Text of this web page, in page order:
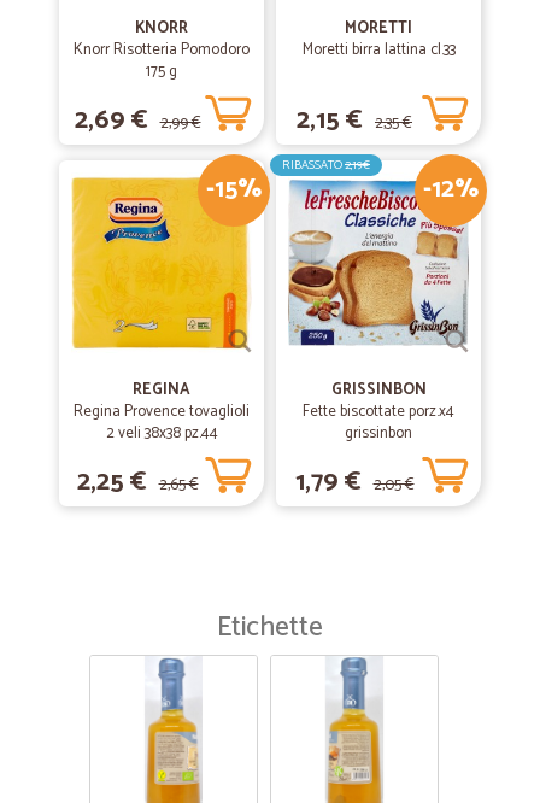
KNORR
Knorr Risotteria Pomodoro
175 g
2,69 € 2,99 €
MORETTI
Moretti birra lattina cl.33
2,15 € 2,35 €
-15%
REGINA
Regina Provence tovaglioli
2 veli 38x38 pz.44
2,25 € 2,65 €
-12%
RIBASSATO2,19€
GRISSINBON
Fette biscottate porz.x4
grissinbon
1,79 € 2,05 €
Etichette